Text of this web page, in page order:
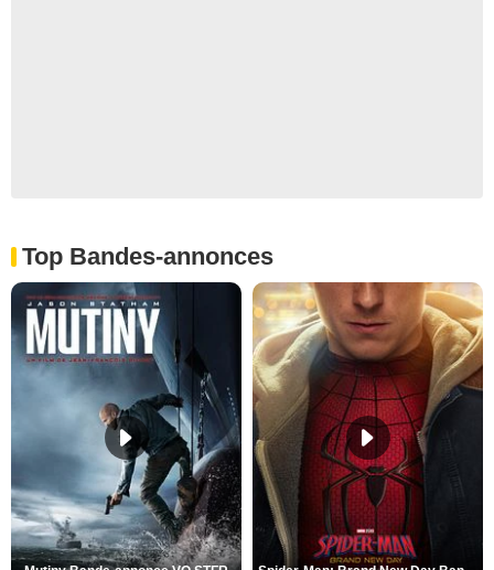
Top Bandes-annonces